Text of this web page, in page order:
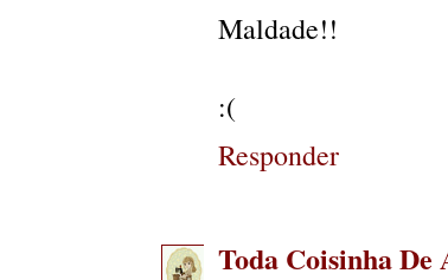
Maldade!!
:(
Responder
Toda Coisinha De